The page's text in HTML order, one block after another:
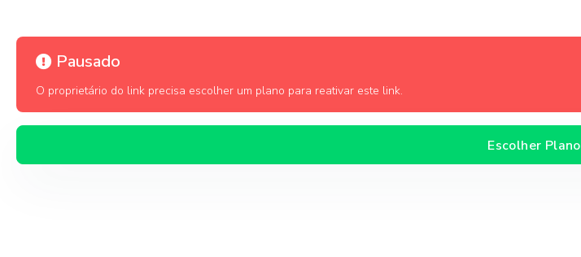
Pausado
O proprietário do link precisa escolher um plano para reativar este link.
Escolher Plano